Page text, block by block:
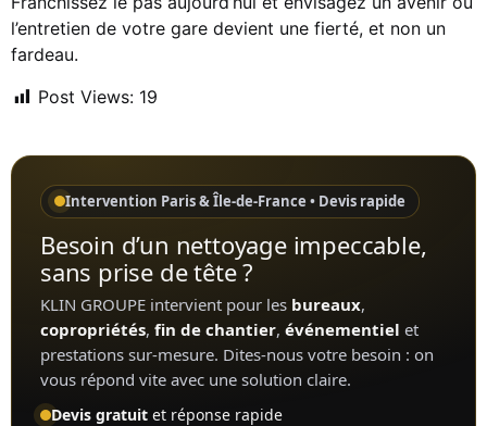
l’entretien de votre gare devient une fierté, et non un
fardeau.
Post Views: 19
Intervention Paris & Île-de-France • Devis rapide
Besoin d’un nettoyage impeccable,
sans prise de tête ?
KLIN GROUPE intervient pour les bureaux,
copropriétés, fin de chantier, événementiel et
prestations sur-mesure. Dites-nous votre besoin : on
vous répond vite avec une solution claire.
Devis gratuit et réponse rapide